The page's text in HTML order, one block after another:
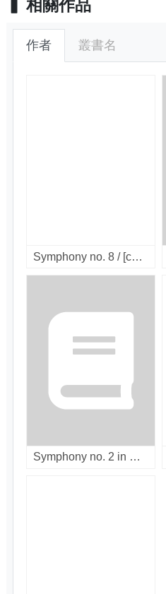
相關作品
作者 叢書名
Symphony no. 8 / [compact disc]
Symphony no. 2 in C minor 'Resurrection' / [LP]